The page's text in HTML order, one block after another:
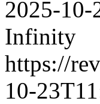
2025-10-
Infinity
https://
10-